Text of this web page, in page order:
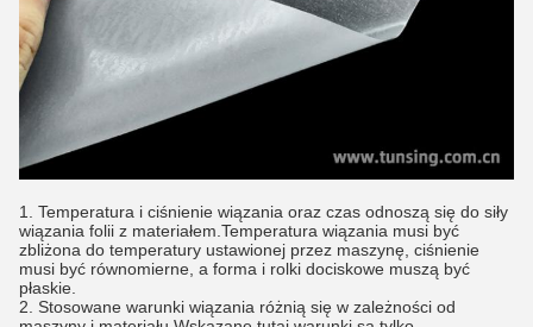
1. Temperatura i ciśnienie wiązania oraz czas odnoszą się do siły
wiązania folii z materiałem.Temperatura wiązania musi być
zbliżona do temperatury ustawionej przez maszynę, ciśnienie
musi być równomierne, a forma i rolki dociskowe muszą być
płaskie.
2. Stosowane warunki wiązania różnią się w zależności od